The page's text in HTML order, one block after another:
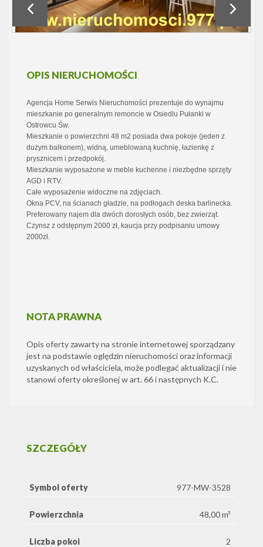
OPIS NIERUCHOMOŚCI
Agencja Home Serwis Nieruchomości prezentuje do wynajmu
mieszkanie po generalnym remoncie w Osiedlu Pułanki w
Ostrowcu Św.
Mieszkanie o powierzchni 48 m2 posiada dwa pokoje (jeden z
dużym balkonem), widną, umeblowaną kuchnię, łazienkę z
prysznicem i przedpokój.
Mieszkanie wyposażone w meble kuchenne i niezbędne sprzęty
AGD i RTV.
Całe wyposażenie widoczne na zdjęciach.
Okna PCV, na ścianach gładzie, na podłogach deska barlinecka.
Preferowany najem dla dwóch dorosłych osób, bez zwierząt.
Czynsz z odstępnym 2000 zł, kaucja przy podpisaniu umowy
2000zł.
NOTA PRAWNA
Opis oferty zawarty na stronie internetowej sporządzany
jest na podstawie oględzin nieruchomości oraz informacji
uzyskanych od właściciela, może podlegać aktualizacji i nie
stanowi oferty określonej w art. 66 i następnych K.C.
SZCZEGÓŁY
Symbol oferty 977-MW-3528
Powierzchnia 48,00 m²
Liczba pokoi 2